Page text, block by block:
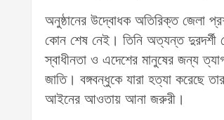
অনুষ্ঠানের উদ্বোধক অতিরিক্ত জেলা
কোন শেষ নেই। তিনি অত্যন্ত দুরদর্শী
স্বাধীনতা ও এদেশের মানুষের জন্য
জাতি। বঙ্গবন্ধুকে যারা হত্যা করেছে
আইনের আওতায় আনা জরুরী।